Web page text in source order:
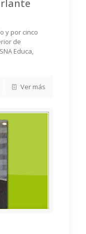
y por cinco
de
Educa,
Ver más